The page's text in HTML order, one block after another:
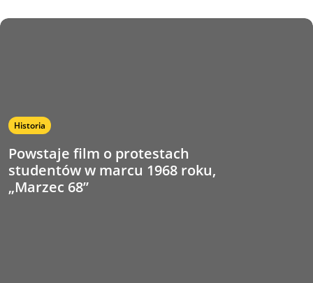
Historia
Powstaje film o protestach
studentów w marcu 1968 roku,
„Marzec 68”